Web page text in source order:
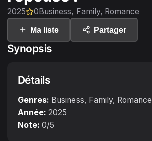
2025 0 Business, Family, Romance
Ma liste Partager
Synopsis
Détails
Genres: Business, Family, Romance
Année: 2025
Note: 0/5